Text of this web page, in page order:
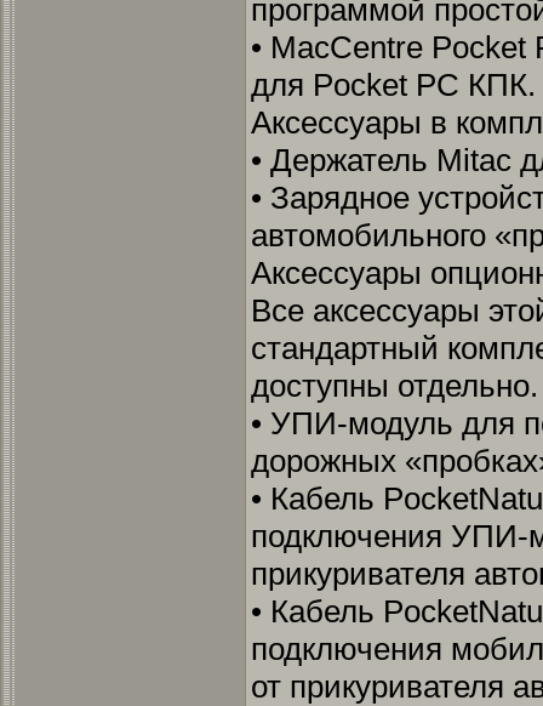
программой
• MacCentre
для Pocket PC КПК.
Аксессуары в
• Держатель Mitac
• Зарядное
автомобильного
Аксессуары
Все аксессуары
стандартный
доступны отдельно.
• УПИ-модуль для
дорожных
• Кабель
подключения УПИ-
прикуривателя
• Кабель
подключения
от прикуривателя